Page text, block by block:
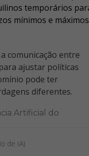
temporários
mínimos e
comunicação entre
ajustar políticas
pode ter
diferentes.
Artificial do
de IA)